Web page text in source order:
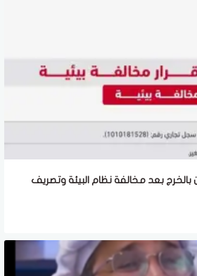
بالخرج بعد مخالفة نظام البيئة وتصريف